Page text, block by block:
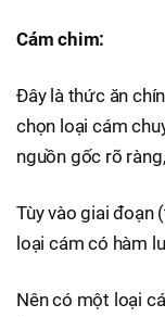
Cám chim:
Đây là thức ăn
chọn loại cám
nguồn gốc rõ
Tùy vào giai đoạn
loại cám có hàm
Nên có một loại